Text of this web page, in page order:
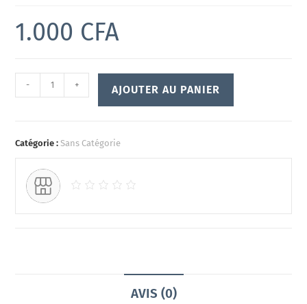
1.000 CFA
- + AJOUTER AU PANIER
Catégorie :Sans Catégorie
AVIS (0)